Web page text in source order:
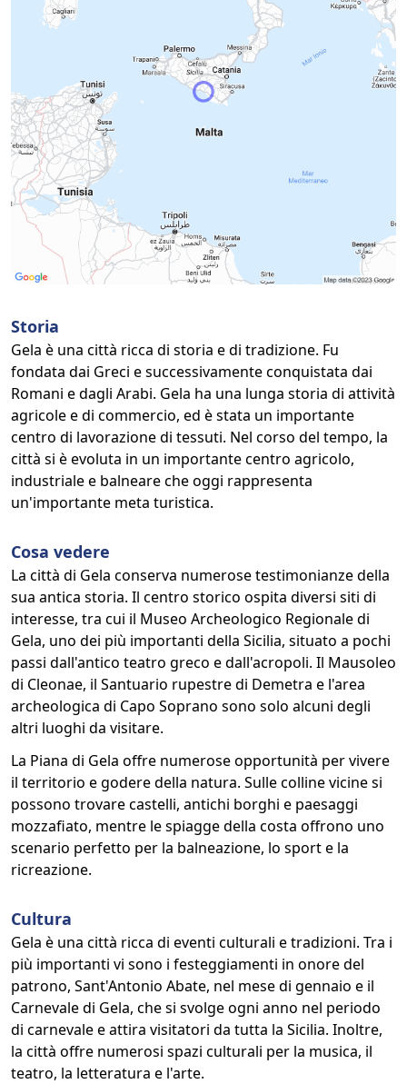
Storia
Gela è una città ricca di storia e di tradizione. Fu
fondata dai Greci e successivamente conquistata dai
Romani e dagli Arabi. Gela ha una lunga storia di attività
agricole e di commercio, ed è stata un importante
centro di lavorazione di tessuti. Nel corso del tempo, la
città si è evoluta in un importante centro agricolo,
industriale e balneare che oggi rappresenta
un'importante meta turistica.
Cosa vedere
La città di Gela conserva numerose testimonianze della
sua antica storia. Il centro storico ospita diversi siti di
interesse, tra cui il Museo Archeologico Regionale di
Gela, uno dei più importanti della Sicilia, situato a pochi
passi dall'antico teatro greco e dall'acropoli. Il Mausoleo
di Cleonae, il Santuario rupestre di Demetra e l'area
archeologica di Capo Soprano sono solo alcuni degli
altri luoghi da visitare.
La Piana di Gela offre numerose opportunità per vivere
il territorio e godere della natura. Sulle colline vicine si
possono trovare castelli, antichi borghi e paesaggi
mozzafiato, mentre le spiagge della costa offrono uno
scenario perfetto per la balneazione, lo sport e la
ricreazione.
Cultura
Gela è una città ricca di eventi culturali e tradizioni. Tra i
più importanti vi sono i festeggiamenti in onore del
patrono, Sant'Antonio Abate, nel mese di gennaio e il
Carnevale di Gela, che si svolge ogni anno nel periodo
di carnevale e attira visitatori da tutta la Sicilia. Inoltre,
la città offre numerosi spazi culturali per la musica, il
teatro, la letteratura e l'arte.